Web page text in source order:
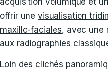
offrir une visualisation
maxillo-faciales, avec une
aux radiographies
Loin des clichés